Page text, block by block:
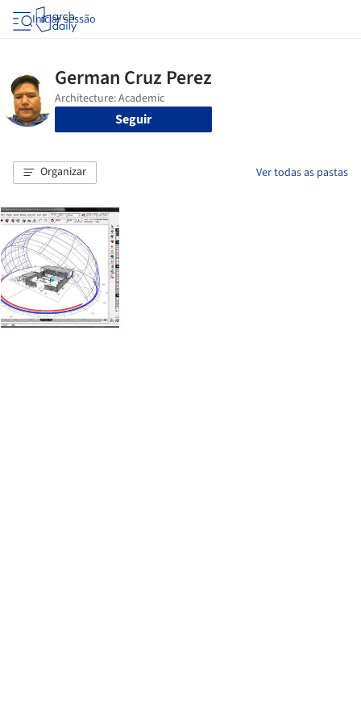
Iniciar sessão
Seguir
Organizar Ver todas as pastas